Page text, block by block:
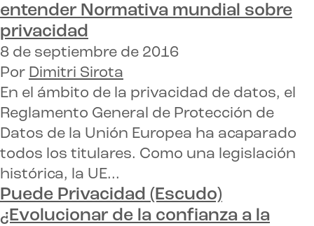
entender Normativa mundial sobre
privacidad
8 de septiembre de 2016
Por Dimitri Sirota
En el ámbito de la privacidad de datos, el
Reglamento General de Protección de
Datos de la Unión Europea ha acaparado
todos los titulares. Como una legislación
histórica, la UE...
Puede Privacidad (Escudo)
¿Evolucionar de la confianza a la